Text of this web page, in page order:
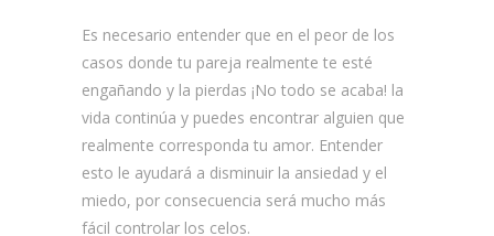
Es necesario entender que en el peor de los
casos donde tu pareja realmente te esté
engañando y la pierdas ¡No todo se acaba! la
vida continúa y puedes encontrar alguien que
realmente corresponda tu amor. Entender
esto le ayudará a disminuir la ansiedad y el
miedo, por consecuencia será mucho más
fácil controlar los celos.